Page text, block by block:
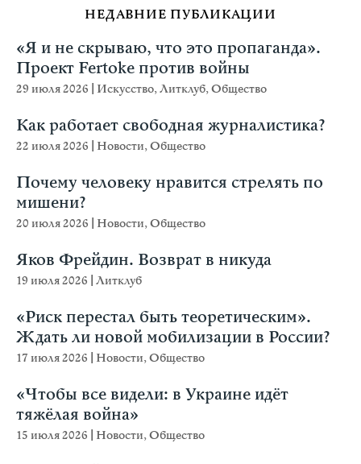
НЕДАВНИЕ ПУБЛИКАЦИИ
«Я и не скрываю, что это пропаганда».
Проект Fertoke против войны
29 июля 2026 Искусство,Литклуб,Общество
Как работает свободная журналистика?
22 июля 2026 Новости,Общество
Почему человеку нравится стрелять по
мишени?
20 июля 2026 Новости,Общество
Яков Фрейдин. Возврат в никуда
19 июля 2026 Литклуб
«Риск перестал быть теоретическим».
Ждать ли новой мобилизации в России?
17 июля 2026 Новости,Общество
«Чтобы все видели: в Украине идёт
тяжёлая война»
15 июля 2026 Новости,Общество